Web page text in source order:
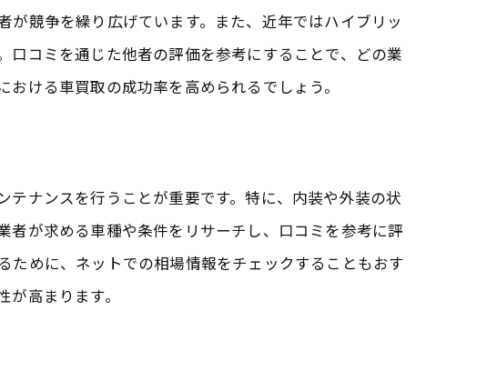
整備ポイント
競争を繰り広げています。また、近年ではハイブリッ
口コミを通じた他者の評価を参考にすることで、どの業
ける車買取の成功率を高められるでしょう。
ナンスを行うことが重要です。特に、内装や外装の状
が求める車種や条件をリサーチし、口コミを参考に評
めに、ネットでの相場情報をチェックすることもおす
高まります。